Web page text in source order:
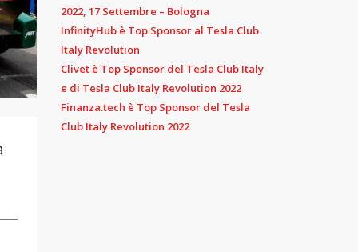
2022, 17 Settembre – Bologna
InfinityHub è Top Sponsor al Tesla Club
Italy Revolution
Clivet è Top Sponsor del Tesla Club Italy
e di Tesla Club Italy Revolution 2022
Finanza.tech è Top Sponsor del Tesla
Club Italy Revolution 2022